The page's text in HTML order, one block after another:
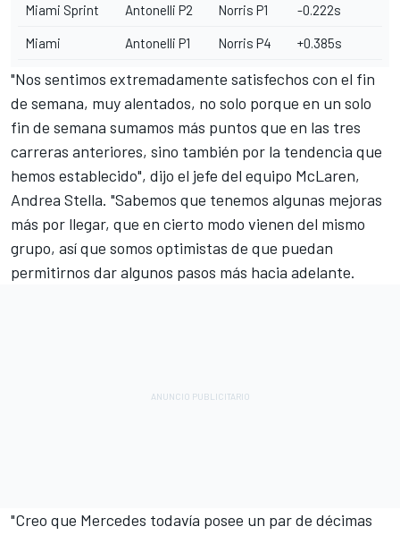
Miami Sprint Antonelli P2 Norris P1 -0.222s
Miami Antonelli P1 Norris P4 +0.385s
"Nos sentimos extremadamente satisfechos con el fin
de semana, muy alentados, no solo porque en un solo
fin de semana sumamos más puntos que en las tres
carreras anteriores, sino también por la tendencia que
hemos establecido", dijo el jefe del equipo McLaren,
Andrea Stella. "Sabemos que tenemos algunas mejoras
más por llegar, que en cierto modo vienen del mismo
grupo, así que somos optimistas de que puedan
permitirnos dar algunos pasos más hacia adelante.
"Creo que Mercedes todavía posee un par de décimas